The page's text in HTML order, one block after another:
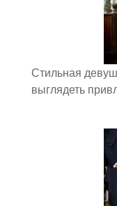
Стильная
выглядеть